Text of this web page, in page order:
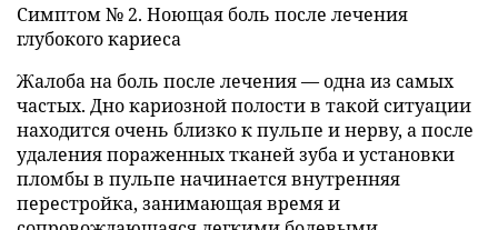
Симптом № 2. Ноющая боль после лечения
глубокого кариеса
Жалоба на боль после лечения — одна из самых
частых. Дно кариозной полости в такой ситуации
находится очень близко к пульпе и нерву, а после
удаления пораженных тканей зуба и установки
пломбы в пульпе начинается внутренняя
перестройка, занимающая время и